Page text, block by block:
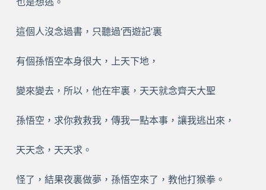
這個人沒念過書，只聽過‘西遊記’裏
有個孫悟空本身很大，上天下地，
變來變去，所以，他在牢裏，天天就念齊天大聖
孫悟空，求你救救我，傳我一點本事，讓我逃出來，
天天念，天天求。
怪了，結果夜裏做夢，孫悟空來了，教他打猴拳。